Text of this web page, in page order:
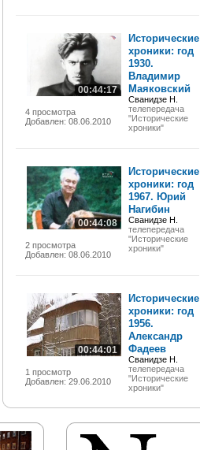
00:44:17
4 просмотра
Добавлен: 08.06.2010
Исторические
хроники: год
1930.
Владимир
Маяковский
Сванидзе Н.
телепередача
"Исторические
хроники"
00:44:08
2 просмотра
Добавлен: 08.06.2010
Исторические
хроники: год
1967. Юрий
Нагибин
Сванидзе Н.
телепередача
"Исторические
хроники"
00:44:01
1 просмотр
Добавлен: 29.06.2010
Исторические
хроники: год
1956.
Александр
Фадеев
Сванидзе Н.
телепередача
"Исторические
хроники"